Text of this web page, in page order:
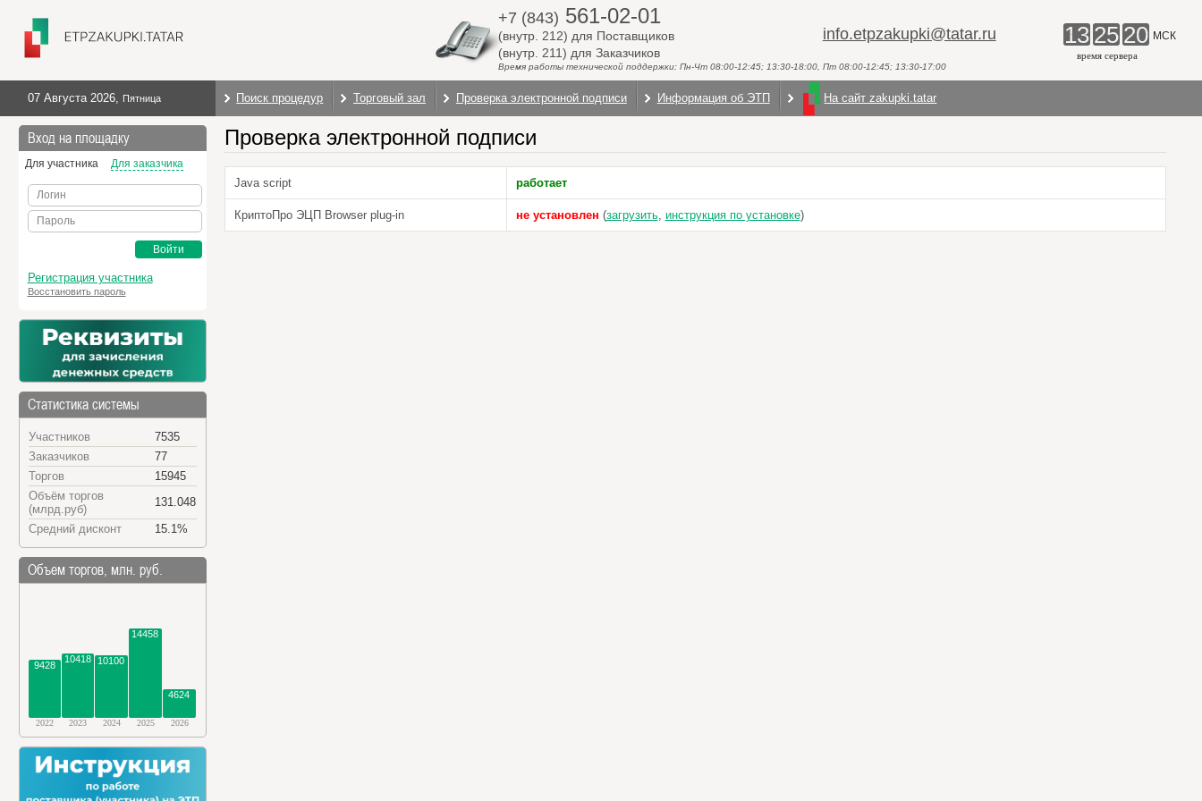
+7 (843) 561-02-01
(внутр. 212) для Поставщиков
(внутр. 211) для Заказчиков
info.etpzakupki@tatar.ru
Время работы технической поддержки: Пн-Чт 08:00-12:45; 13:30-18:00, Пт 08:00-12:45; 13:30-17:00
13 25 20 МСК
время сервера
07 Августа 2026, Пятница Поиск процедур Торговый зал Проверка электронной подписи Информация об ЭТП На сайт zakupki.tatar
Вход на площадку
Для участника Для заказчика
Логин
Пароль
Войти
Регистрация участника
Восстановить пароль
Статистика системы
Участников
7535
Заказчиков
77
Торгов
15945
Объём торгов
(млрд.руб)
131.048
Средний дисконт
15.1%
Объем торгов, млн. руб.
9428
10418 10100
14458
4624
2022 2023 2024 2025 2026
Проверка электронной подписи
Java script работает
КриптоПро ЭЦП Browser plug-in не установлен (загрузить, инструкция по установке)